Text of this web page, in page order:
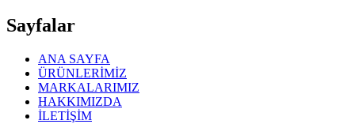
Sayfalar
ANA SAYFA
ÜRÜNLERİMİZ
MARKALARIMIZ
HAKKIMIZDA
İLETİŞİM